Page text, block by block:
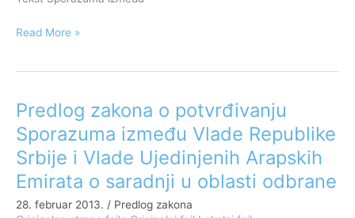
Read More »
Predlog zakona o potvrđivanju
Sporazuma između Vlade Republike
Srbije i Vlade Ujedinjenih Arapskih
Emirata o saradnji u oblasti odbrane
28. februar 2013. / Predlog zakona
Predlog
zakona
o
potvrđivanju
Sporazuma
Vlade